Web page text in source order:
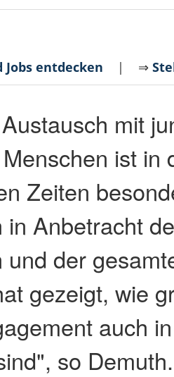
entdecken | ⇒
mit
ist in
Zeiten
in Anbetracht
und der
gezeigt, wie
auch
so